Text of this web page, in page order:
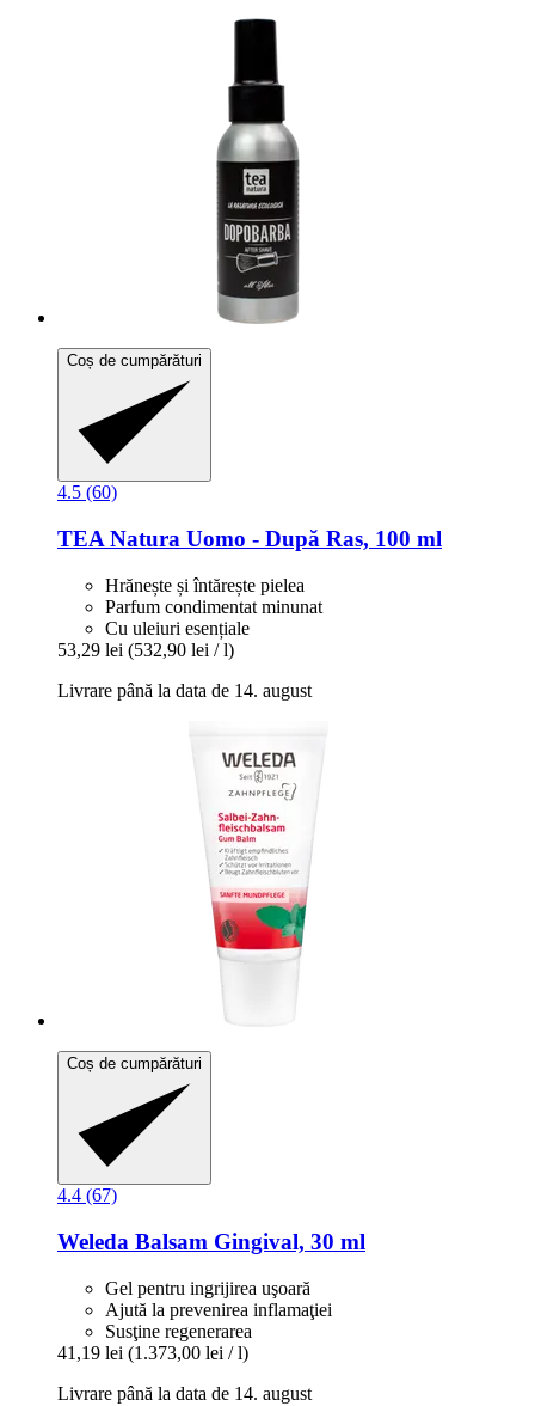
Coș de cumpărături
4.5 (60)
TEA Natura Uomo -​ După Ras, 100 ml
Hrănește și întărește pielea
Parfum condimentat minunat
Cu uleiuri esențiale
53,29 lei (532,90 lei / l)
Livrare până la data de 14. august
Coș de cumpărături
4.4 (67)
Weleda Balsam Gingival, 30 ml
Gel pentru ingrijirea uşoară
Ajută la prevenirea inflamaţiei
Susţine regenerarea
41,19 lei (1.373,00 lei / l)
Livrare până la data de 14. august